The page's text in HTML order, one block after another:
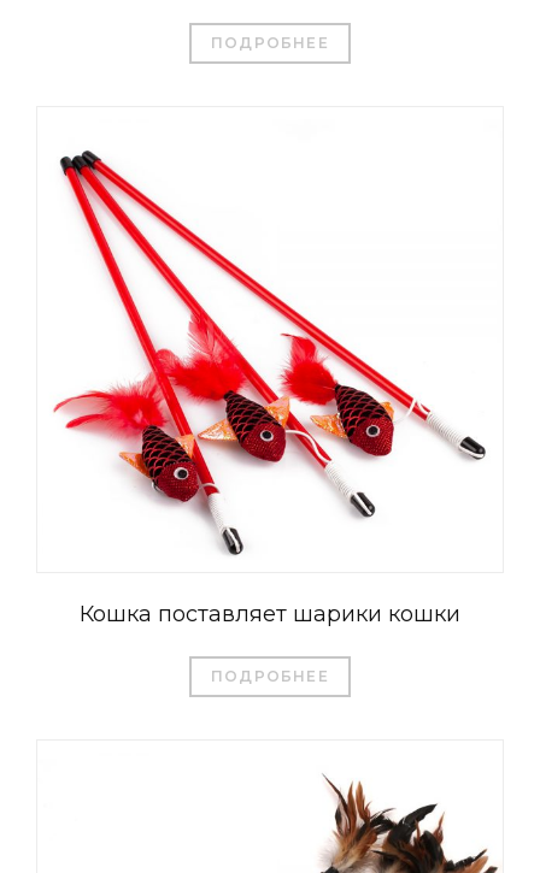
ПОДРОБНЕЕ
Кошка поставляет шарики кошки
ПОДРОБНЕЕ